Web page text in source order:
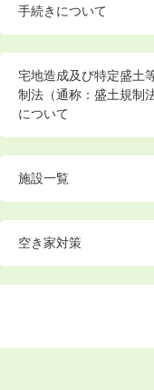
手続きについて
宅地造成及び特定盛土
制法（通称：盛土規制法
について
施設一覧
空き家対策